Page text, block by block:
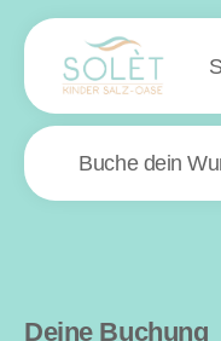
Buche dein
Deine Buchung